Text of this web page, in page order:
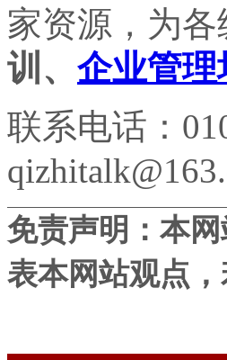
家资源，为
训、 企业管理
联系电话：
免责声明：本
表本网站观点